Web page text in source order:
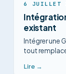
6 JUILLET
existant
Intégrer une
tout
Lire →